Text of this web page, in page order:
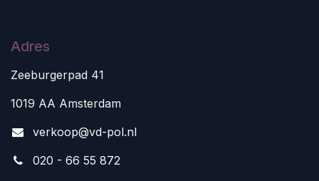
Adres
Zeeburgerpad 41
1019 AA Amsterdam
verkoop@vd-pol.nl
020 - 66 55 872